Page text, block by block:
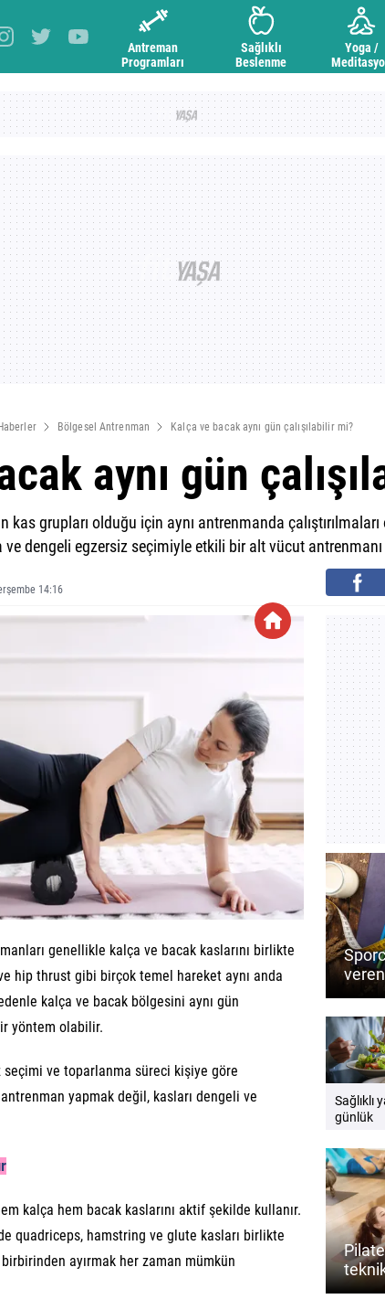
Antreman
Programları
Sağlıklı
Beslenme
Yoga /
Haberler Bölgesel Antrenman Kalça ve bacak aynı gün çalışılabilir mi?
aynı gün
kas grupları olduğu için aynı antrenmanda
ve dengeli egzersiz seçimiyle etkili bir alt vücut
14:16
genellikle kalça ve bacak kaslarını birlikte
hip thrust gibi birçok temel hareket aynı anda
kalça ve bacak bölgesini aynı gün
yöntem olabilir.
ve toparlanma süreci kişiye göre
yapmak değil, kasları dengeli ve
kalça hem bacak kaslarını aktif şekilde kullanır.
quadriceps, hamstring ve glute kasları birlikte
ayırmak her zaman mümkün
besin
Sağlıklı
günlük
yer